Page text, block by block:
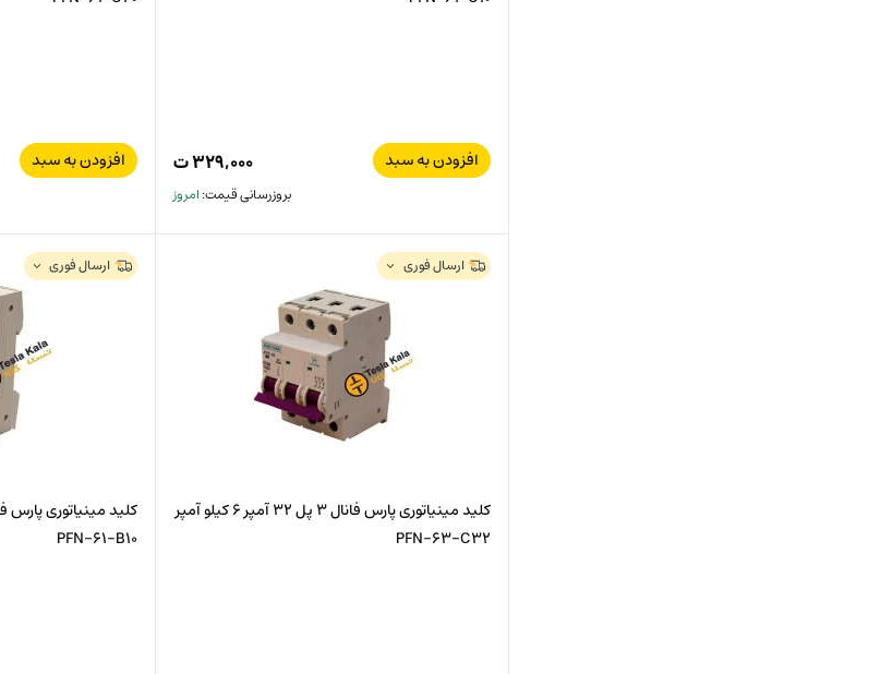
افزودن به سبد ۳۲۹,۰۰۰ت
بروزرسانی قیمت:امروز
افزودن به سبد
ارسال فوری
کلید مینیاتوری پارس فانال 3 پل 32 آمپر 6 کیلو آمپر
PFN-63-C32
ارسال فوری
PFN-61-B10